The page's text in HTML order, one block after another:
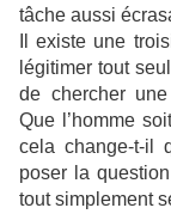
tâche aussi
Il existe une
légitimer tout
de chercher
Que l’homme
cela change-t-il
poser la
tout simplement